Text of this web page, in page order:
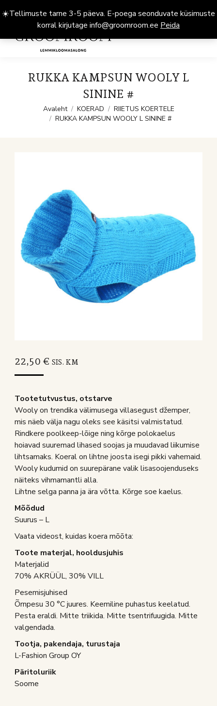
☀️Tellimuste tarne 3-5 päeva. E-poega seonduvate küsimuste
korral kirjutage info@groomroom.ee Peida
RUKKA KAMPSUN WOOLY L
SININE #
You are here:
Avaleht KOERAD
RIIETUS KOERTELE
RUKKA KAMPSUN WOOLY L SININE #
22,50 € SIS. KM
Tootetutvustus, otstarve
Wooly on trendika välimusega villasegust džemper,
mis näeb välja nagu oleks see käsitsi valmistatud.
Rindkere poolkeep-lõige ning kõrge polokaelus
hoiavad suuremad lihased soojas ja muudavad liikumise
lihtsamaks. Koeral on lihtne joosta isegi pikki vahemaid.
Wooly kudumid on suurepärane valik lisasoojenduseks
näiteks vihmamantli alla.
Lihtne selga panna ja ära võtta. Kõrge soe kaelus.
Mõõdud
Suurus – L
Vaata videost, kuidas koera mõõta:
Toote materjal, hooldusjuhis
Materjalid
70% AKRÜÜL, 30% VILL
Pesemisjuhised
Õrnpesu 30 °C juures. Keemiline puhastus keelatud.
Pesta eraldi. Mitte triikida. Mitte tsentrifuugida. Mitte
valgendada.
Tootja, pakendaja, turustaja
L-Fashion Group OY
Päritoluriik
Soome